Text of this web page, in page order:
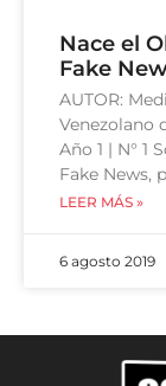
Nace el
Fake
AUTOR:
Venezolano
Año 1 | N° 1
Fake News,
LEER MÁS »
6 agosto 2019